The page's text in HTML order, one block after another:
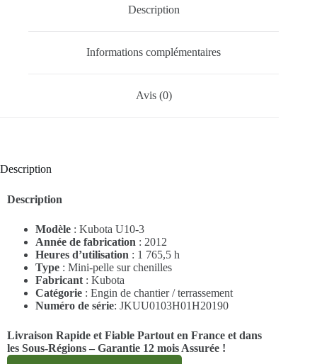
Description
Informations complémentaires
Avis (0)
Description
Description
Modèle : Kubota U10-3
Année de fabrication : 2012
Heures d’utilisation : 1 765,5 h
Type : Mini-pelle sur chenilles
Fabricant : Kubota
Catégorie : Engin de chantier / terrassement
Numéro de série: JKUU0103H01H20190
Livraison Rapide et Fiable Partout en France et dans
les Sous-Régions – Garantie 12 mois Assurée !